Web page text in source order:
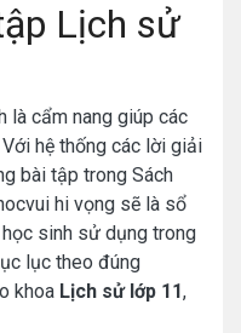
Lịch sử
là cẩm nang giúp các
Với hệ thống các lời giải
bài tập trong Sách
hi vọng sẽ là sổ
sinh sử dụng trong
lục theo đúng
khoa Lịch sử lớp 11,